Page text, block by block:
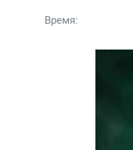
Время: